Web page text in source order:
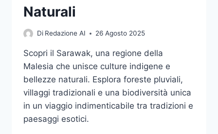
Naturali
Di Redazione AI 26 Agosto 2025
Scopri il Sarawak, una regione della
Malesia che unisce culture indigene e
bellezze naturali. Esplora foreste pluviali,
villaggi tradizionali e una biodiversità unica
in un viaggio indimenticabile tra tradizioni e
paesaggi esotici.